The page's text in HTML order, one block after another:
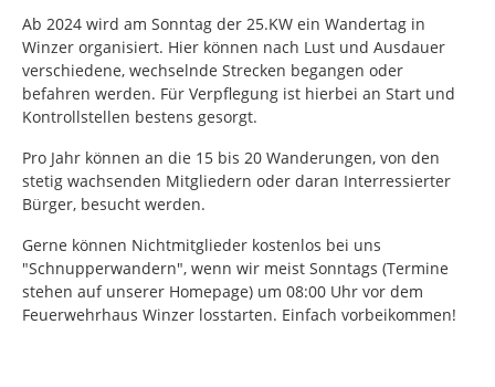
Ab 2024 wird am Sonntag der 25.KW ein Wandertag in
Winzer organisiert. Hier können nach Lust und Ausdauer
verschiedene, wechselnde Strecken begangen oder
befahren werden. Für Verpflegung ist hierbei an Start und
Kontrollstellen bestens gesorgt.
Pro Jahr können an die 15 bis 20 Wanderungen, von den
stetig wachsenden Mitgliedern oder daran Interressierter
Bürger, besucht werden.
Gerne können Nichtmitglieder kostenlos bei uns
"Schnupperwandern", wenn wir meist Sonntags (Termine
stehen auf unserer Homepage) um 08:00 Uhr vor dem
Feuerwehrhaus Winzer losstarten. Einfach vorbeikommen!